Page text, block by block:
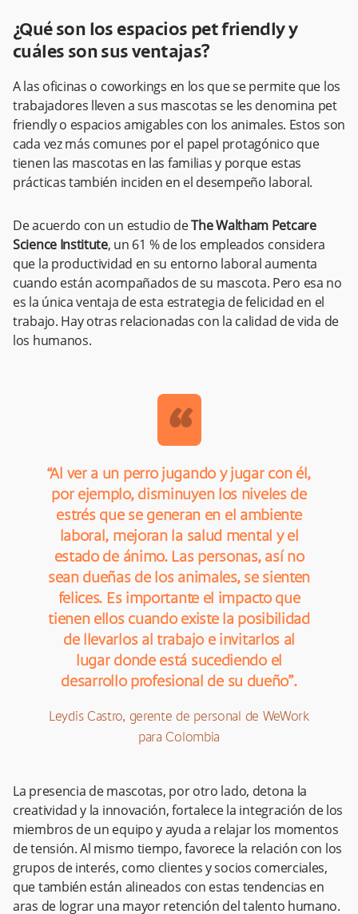
¿Qué son los espacios pet friendly y
cuáles son sus ventajas?
A las oficinas o coworkings en los que se permite que los
trabajadores lleven a sus mascotas se les denomina pet
friendly o espacios amigables con los animales. Estos son
cada vez más comunes por el papel protagónico que
tienen las mascotas en las familias y porque estas
prácticas también inciden en el desempeño laboral.
De acuerdo con un estudio deThe Waltham Petcare
Science Institute, un 61 % de los empleados considera
que la productividad en su entorno laboral aumenta
cuando están acompañados de su mascota. Pero esa no
es la única ventaja de esta estrategia de felicidad en el
trabajo. Hay otras relacionadas con la calidad de vida de
los humanos.
“
“Al ver a un perro jugando y jugar con él,
por ejemplo, disminuyen los niveles de
estrés que se generan en el ambiente
laboral, mejoran la salud mental y el
estado de ánimo. Las personas, así no
sean dueñas de los animales, se sienten
felices. Es importante el impacto que
tienen ellos cuando existe la posibilidad
de llevarlos al trabajo e invitarlos al
lugar donde está sucediendo el
desarrollo profesional de su dueño”.
Leydis Castro, gerente de personal de WeWork
para Colombia
La presencia de mascotas, por otro lado, detona la
creatividad y la innovación, fortalece la integración de los
miembros de un equipo y ayuda a relajar los momentos
de tensión. Al mismo tiempo, favorece la relación con los
grupos de interés, como clientes y socios comerciales,
que también están alineados con estas tendencias en
aras de lograr una mayor retención del talento humano.